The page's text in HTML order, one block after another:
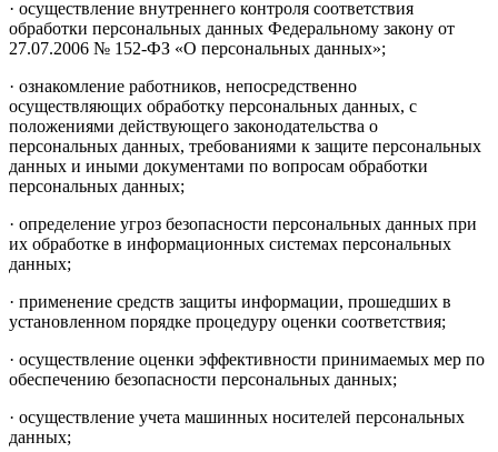
· осуществление внутреннего контроля соответствия
обработки персональных данных Федеральному закону от
27.07.2006 № 152-ФЗ «О персональных данных»;
· ознакомление работников, непосредственно
осуществляющих обработку персональных данных, с
положениями действующего законодательства о
персональных данных, требованиями к защите персональных
данных и иными документами по вопросам обработки
персональных данных;
· определение угроз безопасности персональных данных при
их обработке в информационных системах персональных
данных;
· применение средств защиты информации, прошедших в
установленном порядке процедуру оценки соответствия;
· осуществление оценки эффективности принимаемых мер по
обеспечению безопасности персональных данных;
· осуществление учета машинных носителей персональных
данных;